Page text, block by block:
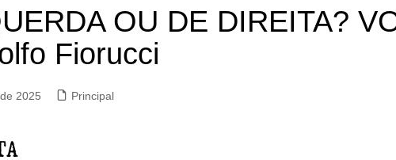
OU DE DIREITA?
Fiorucci
2025 Principal